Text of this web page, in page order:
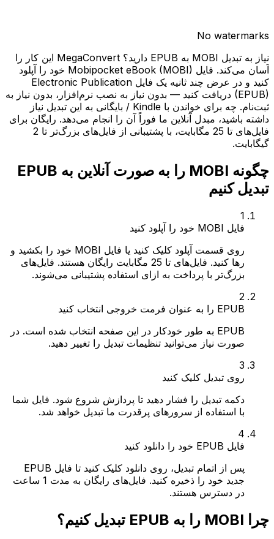
No watermarks
نیاز به تبدیل MOBI به EPUB دارید؟ MegaConvert این کار را
آسان می‌کند. فایل Mobipocket eBook (MOBI) خود را آپلود
کنید و در عرض چند ثانیه یک فایل Electronic Publication
(EPUB) دریافت کنید — بدون نیاز به نصب نرم‌افزار، بدون نیاز به
ثبت‌نام. چه برای خواندن با Kindle / بایگانی به این تبدیل نیاز
داشته باشید، مبدل آنلاین ما فوراً آن را انجام می‌دهد. رایگان برای
فایل‌های تا 25 مگابایت، با پشتیبانی از فایل‌های بزرگ‌تر تا 2
گیگابایت.
چگونه MOBI را به صورت آنلاین به EPUB
تبدیل کنیم
1
فایل MOBI خود را آپلود کنید
روی قسمت آپلود کلیک کنید یا فایل MOBI خود را بکشید و
رها کنید. فایل‌های تا 25 مگابایت رایگان هستند. فایل‌های
بزرگ‌تر با پرداخت به ازای استفاده پشتیبانی می‌شوند.
2
EPUB را به عنوان فرمت خروجی انتخاب کنید
EPUB به طور خودکار در این صفحه انتخاب شده است. در
صورت نیاز می‌توانید تنظیمات تبدیل را تغییر دهید.
3
روی تبدیل کلیک کنید
دکمه تبدیل را فشار دهید تا پردازش شروع شود. فایل شما
با استفاده از سرورهای پرقدرت ما تبدیل خواهد شد.
4
فایل EPUB خود را دانلود کنید
پس از اتمام تبدیل، روی دانلود کلیک کنید تا فایل EPUB
جدید خود را ذخیره کنید. فایل‌های رایگان به مدت 1 ساعت
در دسترس هستند.
چرا MOBI را به EPUB تبدیل کنیم؟